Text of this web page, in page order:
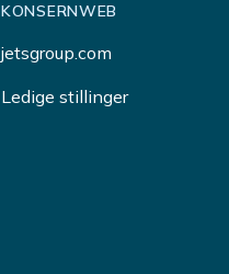
KONSERNWEB
jetsgroup.com
Ledige stillinger